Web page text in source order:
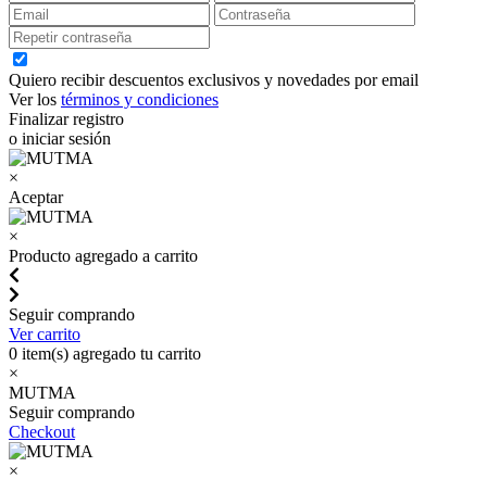
Quiero recibir descuentos exclusivos y novedades por email
Ver los términos y condiciones
Finalizar registro
o iniciar sesión
×
Aceptar
×
Producto agregado a carrito
Seguir comprando
Ver carrito
0 item(s) agregado tu carrito
×
MUTMA
Seguir comprando
Checkout
×